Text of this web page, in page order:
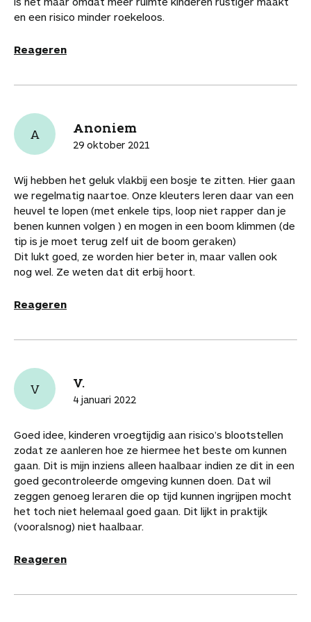
t
i
s
o
o
r
e
d
s
A
i
r
l
en een risico minder roekeloos.
Reageren
A Anoniem
29 oktober 2021
Wij hebben het geluk vlakbij een bosje te zitten. Hier gaan
we regelmatig naartoe. Onze kleuters leren daar van een
heuvel te lopen (met enkele tips, loop niet rapper dan je
benen kunnen volgen ) en mogen in een boom klimmen (de
tip is je moet terug zelf uit de boom geraken)
Dit lukt goed, ze worden hier beter in, maar vallen ook
nog wel. Ze weten dat dit erbij hoort.
Reageren
V V.
4 januari 2022
Goed idee, kinderen vroegtijdig aan risico’s blootstellen
zodat ze aanleren hoe ze hiermee het beste om kunnen
gaan. Dit is mijn inziens alleen haalbaar indien ze dit in een
goed gecontroleerde omgeving kunnen doen. Dat wil
zeggen genoeg leraren die op tijd kunnen ingrijpen mocht
het toch niet helemaal goed gaan. Dit lijkt in praktijk
(vooralsnog) niet haalbaar.
Reageren